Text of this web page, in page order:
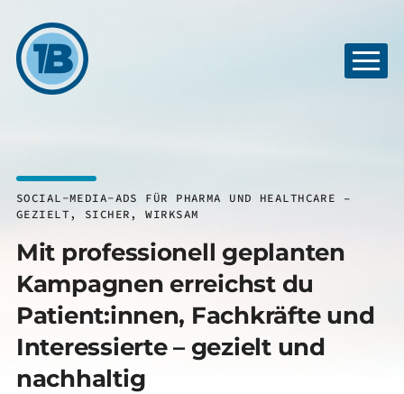
SOCIAL-MEDIA-ADS FÜR PHARMA UND HEALTHCARE –
GEZIELT, SICHER, WIRKSAM
Mit professionell geplanten
Kampagnen erreichst du
Patient:innen, Fachkräfte und
Interessierte – gezielt und
nachhaltig